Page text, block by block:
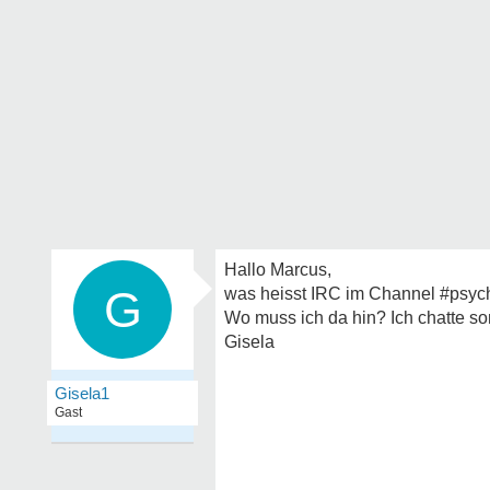
G
Gisela1
Gast
Hallo Marcus,
was heisst IRC im Channel
Wo muss ich da hin? Ich chatte
Gisela